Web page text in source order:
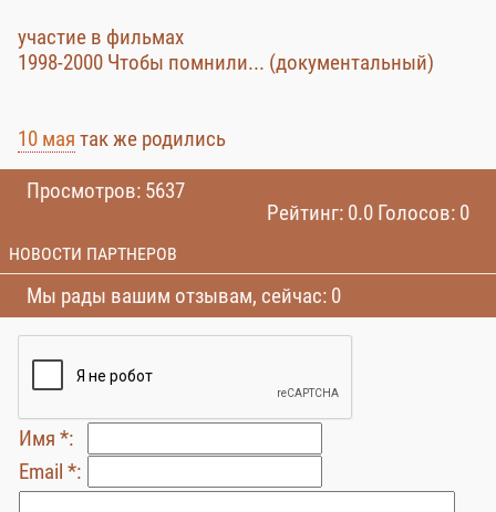
участие в фильмах
1998-2000 Чтобы помнили... (документальный)
10 мая так же родились
Просмотров: 5637
Рейтинг: 0.0 Голосов: 0
НОВОСТИ ПАРТНЕРОВ
Мы рады вашим отзывам, сейчас: 0
Имя *:
Email *: